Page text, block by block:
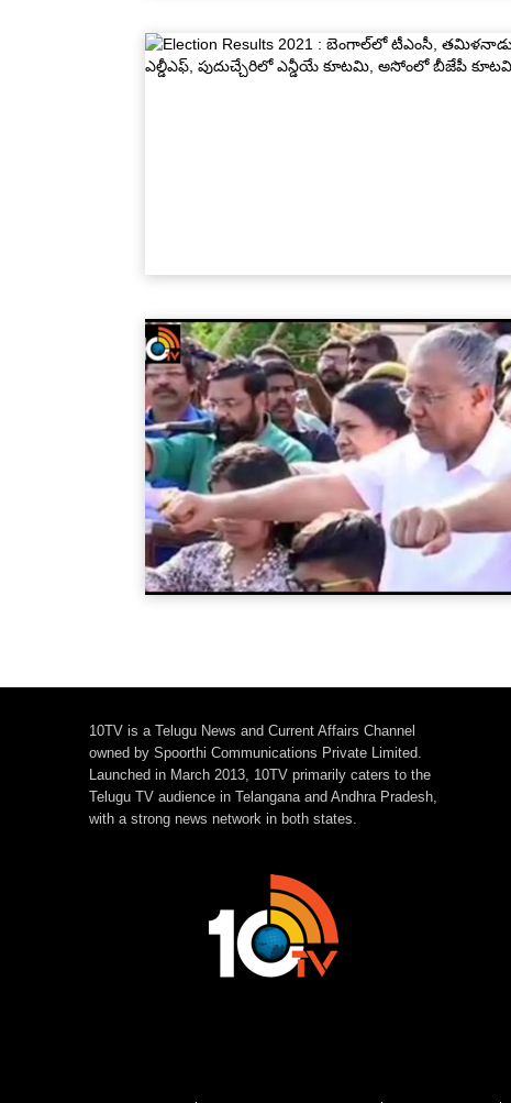
10TV is a Telugu News and Current Affairs Channel
owned by Spoorthi Communications Private Limited.
Launched in March 2013, 10TV primarily caters to the
Telugu TV audience in Telangana and Andhra Pradesh,
with a strong news network in both states.